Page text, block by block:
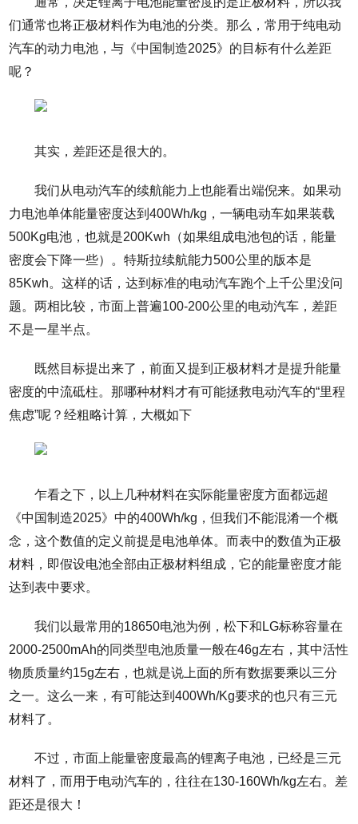
们通常也将正极材料作为电池的分类。那么，常用于纯电动
汽车的动力电池，与《中国制造2025》的目标有什么差距
呢？
其实，差距还是很大的。
我们从电动汽车的续航能力上也能看出端倪来。如果动
力电池单体能量密度达到400Wh/kg，一辆电动车如果装载
500Kg电池，也就是200Kwh（如果组成电池包的话，能量
密度会下降一些）。特斯拉续航能力500公里的版本是
85Kwh。这样的话，达到标准的电动汽车跑个上千公里没问
题。两相比较，市面上普遍100-200公里的电动汽车，差距
不是一星半点。
既然目标提出来了，前面又提到正极材料才是提升能量
密度的中流砥柱。那哪种材料才有可能拯救电动汽车的“里程
焦虑”呢？经粗略计算，大概如下
乍看之下，以上几种材料在实际能量密度方面都远超
《中国制造2025》中的400Wh/kg，但我们不能混淆一个概
念，这个数值的定义前提是电池单体。而表中的数值为正极
材料，即假设电池全部由正极材料组成，它的能量密度才能
达到表中要求。
我们以最常用的18650电池为例，松下和LG标称容量在
2000-2500mAh的同类型电池质量一般在46g左右，其中活性
物质质量约15g左右，也就是说上面的所有数据要乘以三分
之一。这么一来，有可能达到400Wh/Kg要求的也只有三元
材料了。
不过，市面上能量密度最高的锂离子电池，已经是三元
材料了，而用于电动汽车的，往往在130-160Wh/kg左右。差
距还是很大！